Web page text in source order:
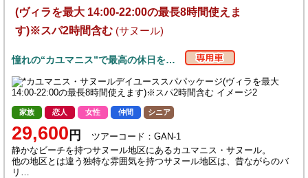
(ヴィラを最大 14:00-22:00の最長8時間使えま
す)※スパ2時間含む (サヌール)
憧れの“カユマニス”で最高の休日を…
家族 恋人 女性 仲間 シニア
29,600 円
ツアーコード：GAN-1
静かなビーチを持つサヌール地区にあるカユマニス・サヌール。
他の地区とは違う独特な雰囲気を持つサヌール地区は、昔ながらのバ
リ…